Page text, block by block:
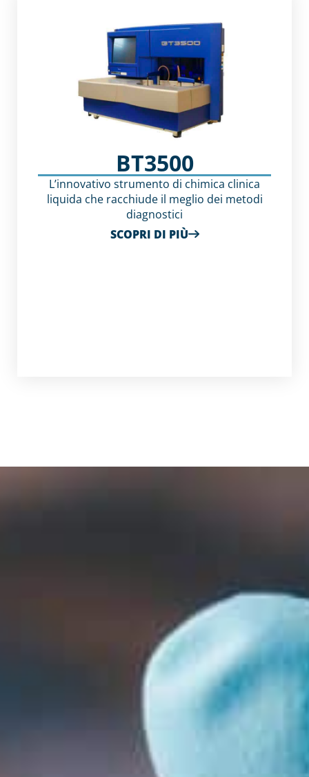
BT3500
L’innovativo strumento di chimica clinica
liquida che racchiude il meglio dei metodi
diagnostici
SCOPRI DI PIÙ